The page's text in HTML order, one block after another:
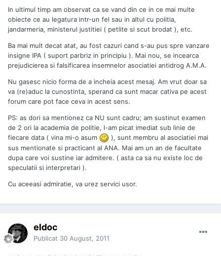
In ultimul timp am observat ca se vand din ce in ce mai multe
obiecte ce au legatura intr-un fel sau in altul cu politia,
jandarmeria, ministerul justitiei ( petlite si scut brodat ), etc.
Ba mai mult decat atat, au fost cazuri cand s-au pus spre vanzare
insigne IPA ( suport parbriz in principiu ). Mai nou, se incearca
prejudicierea si falsificarea insemnelor asociatiei antidrog A.M.A.
Nu gasesc nicio forma de a incheia acest mesaj. Am vrut doar sa
va (re)aduc la cunostinta, sperand ca sunt macar cativa pe acest
forum care pot face ceva in acest sens.
PS: as dori sa mentionez ca NU sunt cadru; am sustinut examen
de 2 ori la academia de politie, l-am picat imediat sub linie de
fiecare data ( vina mi-o asum
), sunt membru al asociatiei mai
sus mentionate si practicant al ANA. Mai am un an de facultate
dupa care voi sustine iar admitere. ( asta ca sa nu existe loc de
speculatii si interpretari ).
Cu aceeasi admiratie, va urez servici usor.
eldoc
Publicat 30 August, 2011